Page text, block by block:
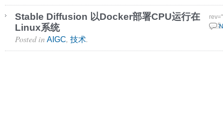
Stable Diffusion 以Docker部署CPU运行在
Linux系统
17 5
Posted in AIGC, 技术.